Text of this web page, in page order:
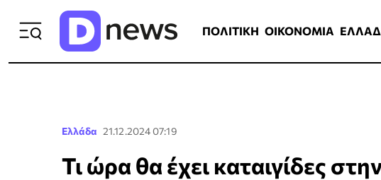
ΠΟΛΙΤΙΚΗ ΟΙΚΟΝΟΜΙΑ
Ελλάδα 21.12.2024 07:19
Τι ώρα θα έχει καταιγίδες